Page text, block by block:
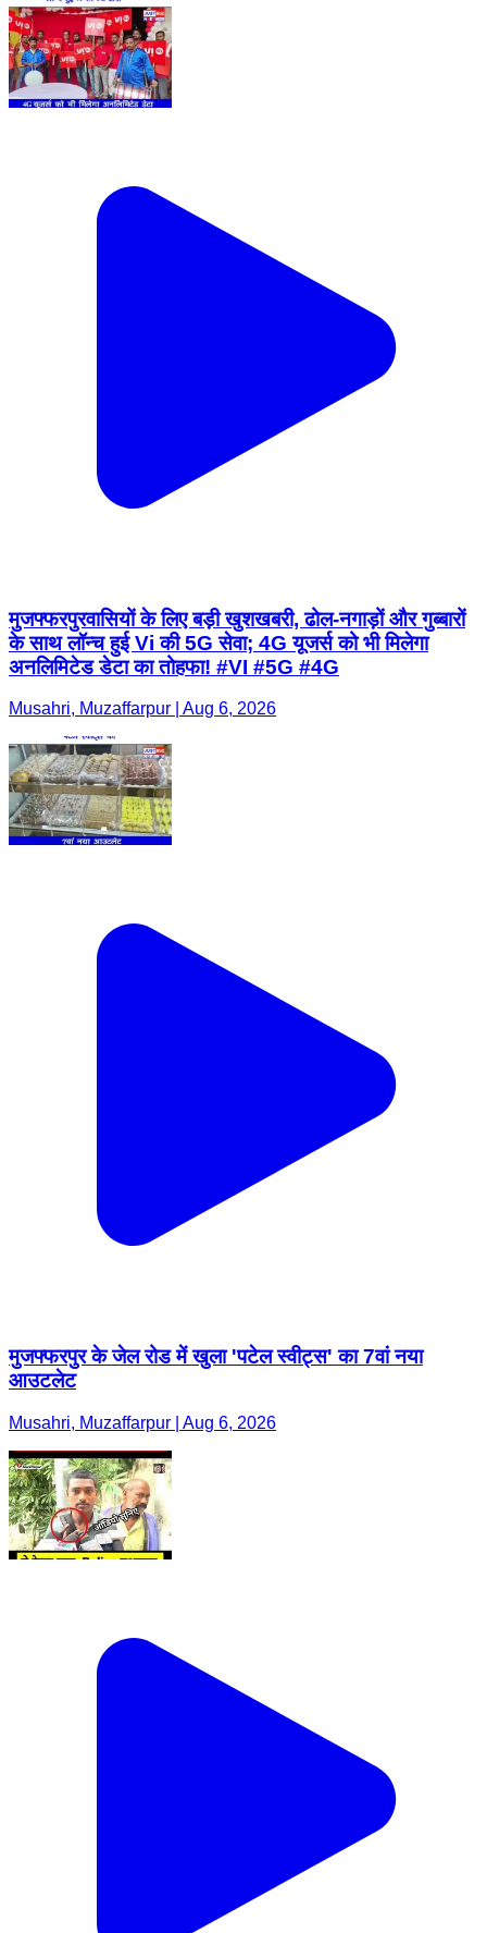
मुजफ्फरपुरवासियों के लिए बड़ी खुशखबरी, ढोल-नगाड़ों और गुब्बारों
के साथ लॉन्च हुई Vi की 5G सेवा; 4G यूजर्स को भी मिलेगा
अनलिमिटेड डेटा का तोहफा! #VI #5G #4G
Musahri, Muzaffarpur | Aug 6, 2026
मुजफ्फरपुर के जेल रोड में खुला 'पटेल स्वीट्स' का 7वां नया
आउटलेट
Musahri, Muzaffarpur | Aug 6, 2026